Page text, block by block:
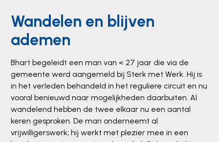
Wandelen en blijven
ademen
Bhart begeleidt een man van < 27 jaar die via de
gemeente werd aangemeld bij Sterk met Werk. Hij is
in het verleden behandeld in het reguliere circuit en nu
vooral benieuwd naar mogelijkheden daarbuiten. Al
wandelend hebben de twee elkaar nu een aantal
keren gesproken. De man onderneemt al
vrijwilligerswerk; hij werkt met plezier mee in een